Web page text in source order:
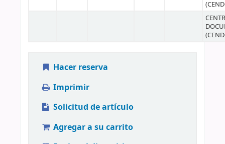
Hacer reserva
Imprimir
Solicitud de artículo
Agregar a su carrito